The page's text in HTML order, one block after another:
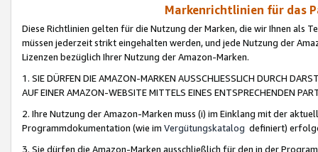
Markenrichtlinien für das
Diese Richtlinien gelten für die Nutzung der Marken, die wir Ihnen als
müssen jederzeit strikt eingehalten werden, und jede Nutzung der
Lizenzen bezüglich Ihrer Nutzung der Amazon-Marken.
1. SIE DÜRFEN DIE AMAZON-MARKEN AUSSCHLIESSLICH DURCH
AUF EINER AMAZON-WEBSITE MITTELS EINES ENTSPRECHENDEN
2. Ihre Nutzung der Amazon-Marken muss (i) im Einklang mit der
Programmdokumentation (wie im Vergütungskatalog definiert)
3. Sie dürfen die Amazon-Marken ausschließlich für den in der